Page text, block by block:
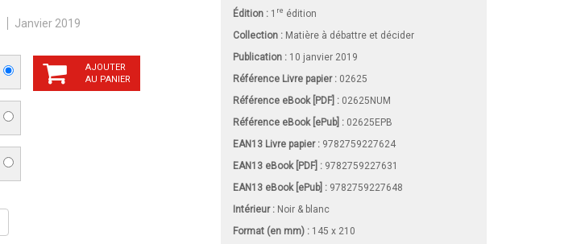
Janvier 2019
AJOUTER
AU PANIER
Édition : 1 re édition
Collection : Matière à débattre et décider
Publication : 10 janvier 2019
Référence Livre papier : 02625
Référence eBook [PDF] : 02625NUM
Référence eBook [ePub] : 02625EPB
EAN13 Livre papier : 9782759227624
EAN13 eBook [PDF] : 9782759227631
EAN13 eBook [ePub] : 9782759227648
Intérieur : Noir & blanc
Format (en mm) : 145 x 210